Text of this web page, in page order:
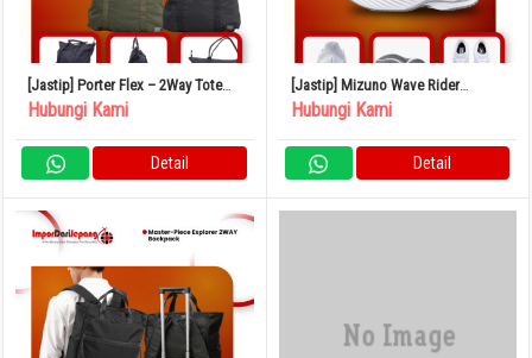
[Jastip] Porter Flex – 2Way Tote
Bag
Hubungi Kami
Detail
[Jastip] Mizuno Wave Rider
Snickers
Hubungi Kami
Detail